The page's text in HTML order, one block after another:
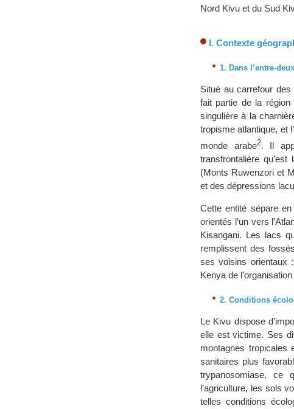
Nord Kivu et du Sud
I. Contexte
1. Dans l’entre-
Situé au carrefour
fait partie de la
singulière à la
tropisme atlantique, et
monde arabe2. Il
transfrontalière
(Monts Ruwenzori et
et des dépressions
Cette entité sépare
orientés l’un vers
Kisangani. Les lacs
remplissent des
ses voisins orientaux
Kenya de l’organisation
2. Conditions
Le Kivu dispose
elle est victime. Ses
montagnes tropicales
sanitaires plus
trypanosomiase, ce
l’agriculture, les sols
telles conditions